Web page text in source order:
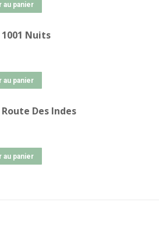
au panier
1001 Nuits
au panier
Route Des Indes
au panier